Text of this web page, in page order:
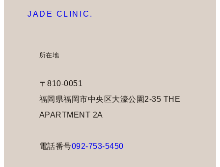
JADE CLINIC.
所在地
〒810-0051
福岡県福岡市中央区大濠公園2-35 THE
APARTMENT 2A
電話番号092-753-5450